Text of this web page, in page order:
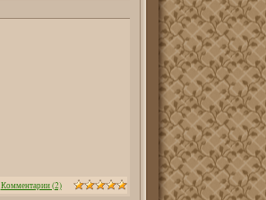
Комментарии (2)